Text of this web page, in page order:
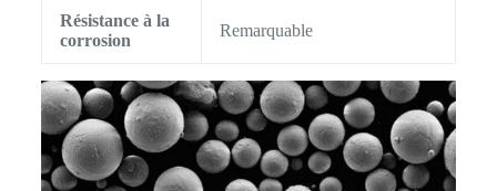
Résistance à la
corrosion
Remarquable